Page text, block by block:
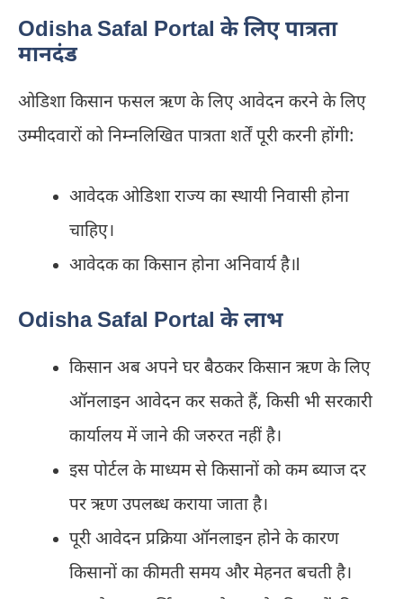
Odisha Safal Portal के लिए पात्रता
मानदंड
ओडिशा किसान फसल ऋण के लिए आवेदन करने के लिए
उम्मीदवारों को निम्नलिखित पात्रता शर्तें पूरी करनी होंगी:
आवेदक ओडिशा राज्य का स्थायी निवासी होना
चाहिए।
आवेदक का किसान होना अनिवार्य है।l
Odisha Safal Portal के लाभ
किसान अब अपने घर बैठकर किसान ऋण के लिए
ऑनलाइन आवेदन कर सकते हैं, किसी भी सरकारी
कार्यालय में जाने की जरुरत नहीं है।
इस पोर्टल के माध्यम से किसानों को कम ब्याज दर
पर ऋण उपलब्ध कराया जाता है।
पूरी आवेदन प्रक्रिया ऑनलाइन होने के कारण
किसानों का कीमती समय और मेहनत बचती है।